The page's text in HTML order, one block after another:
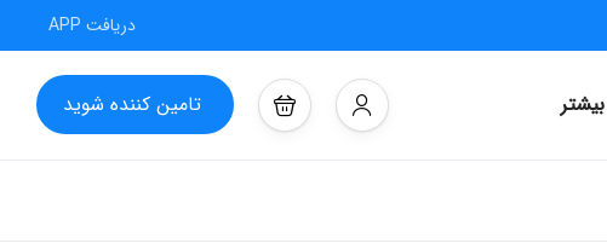
دریافت APP
بیشتر تامین کننده شوید